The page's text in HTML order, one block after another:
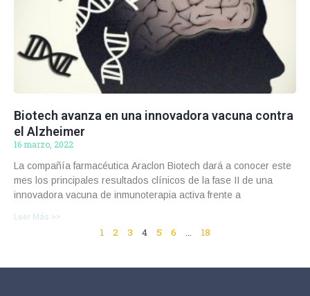
Biotech avanza en una innovadora vacuna contra
el Alzheimer
16 marzo, 2022
La compañía farmacéutica Araclon Biotech dará a conocer este
mes los principales resultados clínicos de la fase II de una
innovadora vacuna de inmunoterapia activa frente a
Leer Más >>
1 2 3 4 5 6 … 18